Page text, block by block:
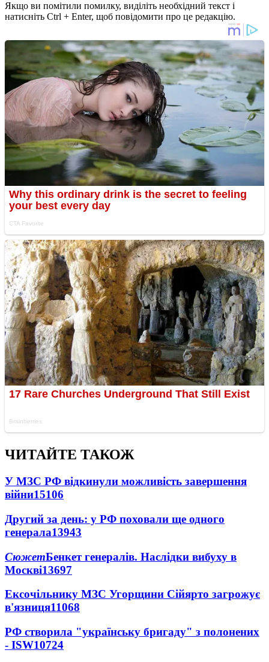
Якщо ви помітили помилку, виділіть необхідний текст і
натисніть Ctrl + Enter, щоб повідомити про це редакцію.
ЧИТАЙТЕ ТАКОЖ
У МЗС РФ відкинули можливість завершення
війни15106
Другий за день: у РФ поховали ще одного
генерала13943
СюжетБенкет генералів. Наслідки вибуху в
Москві13697
Ексочільнику МЗС Угорщини Сійярто загрожує
в'язниця11068
РФ створила "українську бригаду" з полонених
- ISW10724